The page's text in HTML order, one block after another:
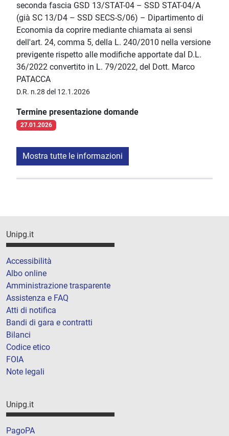
seconda fascia GSD 13/STAT-04 – SSD STAT-04/A
(già SC 13/D4 – SSD SECS-S/06) – Dipartimento di
Economia da coprire mediante chiamata ai sensi
dell'art. 24, comma 5, della L. 240/2010 nella versione
previgente rispetto alle modifiche apportate dal D.L.
36/2022 convertito in L. 79/2022, del Dott. Marco
PATACCA
D.R. n.28 del 12.1.2026
Termine presentazione domande
27.01.2026
Mostra tutte le informazioni
Unipg.it
Accessibilità
Albo online
Amministrazione trasparente
Assistenza e FAQ
Atti di notifica
Bandi di gara e contratti
Bilanci
Codice etico
FOIA
Note legali
Unipg.it
PagoPA